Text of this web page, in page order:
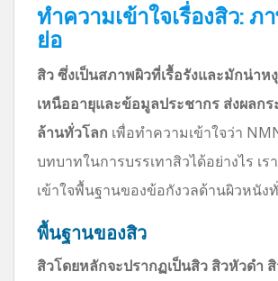
ทำความเข้าใจเรื่องสิว: ภ
ย่อ
สิว ซึ่งเป็นสภาพผิวที่เรื้อรังและมักน่าห
เหนืออายุและข้อมูลประชากร ส่งผลก
ล้านทั่วโลก เพื่อทำความเข้าใจว่า
บทบาทในการบรรเทาสิวได้อย่างไร เ
เข้าใจพื้นฐานของข้อกังวลด้านผิวหนั
พื้นฐานของสิว
สิวโดยหลักจะปรากฏเป็นสิว สิวหัวดำ